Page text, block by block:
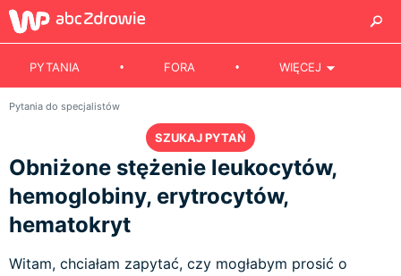
PYTANIA FORA WIĘCEJ
Pytania do specjalistów
SZUKAJ PYTAŃ
Obniżone stężenie leukocytów,
hemoglobiny, erytrocytów,
hematokryt
Witam, chciałam zapytać, czy mogłabym prosić o